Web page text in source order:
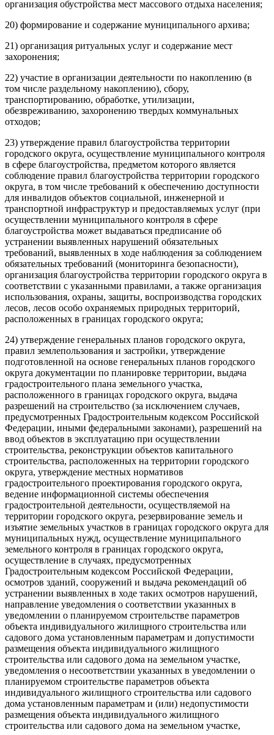
организация обустройства мест массового отдыха населения;
20) формирование и содержание муниципального архива;
21) организация ритуальных услуг и содержание мест
захоронения;
22) участие в организации деятельности по накоплению (в
том числе раздельному накоплению), сбору,
транспортированию, обработке, утилизации,
обезвреживанию, захоронению твердых коммунальных
отходов;
23) утверждение правил благоустройства территории
городского округа, осуществление муниципального контроля
в сфере благоустройства, предметом которого является
соблюдение правил благоустройства территории городского
округа, в том числе требований к обеспечению доступности
для инвалидов объектов социальной, инженерной и
транспортной инфраструктур и предоставляемых услуг (при
осуществлении муниципального контроля в сфере
благоустройства может выдаваться предписание об
устранении выявленных нарушений обязательных
требований, выявленных в ходе наблюдения за соблюдением
обязательных требований (мониторинга безопасности),
организация благоустройства территории городского округа в
соответствии с указанными правилами, а также организация
использования, охраны, защиты, воспроизводства городских
лесов, лесов особо охраняемых природных территорий,
расположенных в границах городского округа;
24) утверждение генеральных планов городского округа,
правил землепользования и застройки, утверждение
подготовленной на основе генеральных планов городского
округа документации по планировке территории, выдача
градостроительного плана земельного участка,
расположенного в границах городского округа, выдача
разрешений на строительство (за исключением случаев,
предусмотренных Градостроительным кодексом Российской
Федерации, иными федеральными законами), разрешений на
ввод объектов в эксплуатацию при осуществлении
строительства, реконструкции объектов капитального
строительства, расположенных на территории городского
округа, утверждение местных нормативов
градостроительного проектирования городского округа,
ведение информационной системы обеспечения
градостроительной деятельности, осуществляемой на
территории городского округа, резервирование земель и
изъятие земельных участков в границах городского округа для
муниципальных нужд, осуществление муниципального
земельного контроля в границах городского округа,
осуществление в случаях, предусмотренных
Градостроительным кодексом Российской Федерации,
осмотров зданий, сооружений и выдача рекомендаций об
устранении выявленных в ходе таких осмотров нарушений,
направление уведомления о соответствии указанных в
уведомлении о планируемом строительстве параметров
объекта индивидуального жилищного строительства или
садового дома установленным параметрам и допустимости
размещения объекта индивидуального жилищного
строительства или садового дома на земельном участке,
уведомления о несоответствии указанных в уведомлении о
планируемом строительстве параметров объекта
индивидуального жилищного строительства или садового
дома установленным параметрам и (или) недопустимости
размещения объекта индивидуального жилищного
строительства или садового дома на земельном участке,